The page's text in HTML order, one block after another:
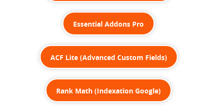
Essential Addons Pro
ACF Lite (Advanced Custom Fields)
Rank Math (Indexation Google)